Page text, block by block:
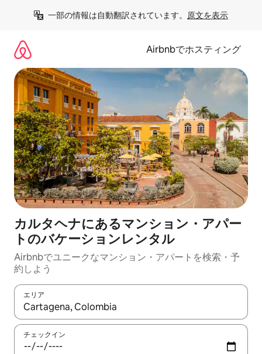
一部の情報は自動翻訳されています。 原文を表示
Airbnbでホスティング
カルタヘナにあるマンション・アパー
トのバケーションレンタル
Airbnbでユニークなマンション・アパートを検索・予
約しよう
エリア
検索結果が表示されたら、上下の矢印キーを使って移動するか
チェックイン